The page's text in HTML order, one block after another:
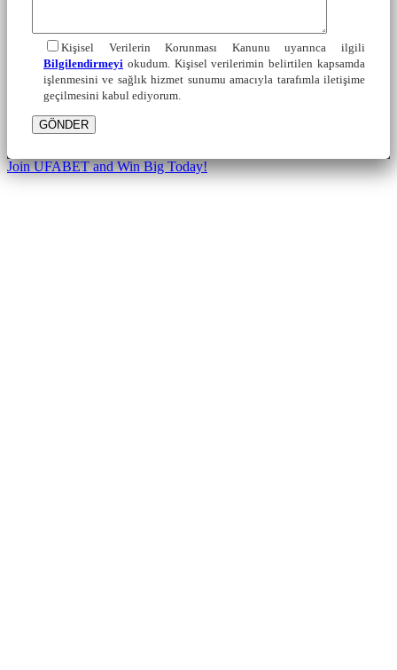
Kişisel Verilerin Korunması Kanunu uyarınca ilgili
Bilgilendirmeyi okudum. Kişisel verilerimin belirtilen kapsamda
işlenmesini ve sağlık hizmet sunumu amacıyla tarafımla iletişime
geçilmesini kabul ediyorum.
GÖNDER
Join UFABET and Win Big Today!